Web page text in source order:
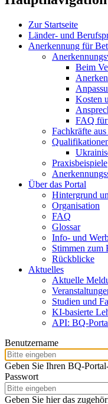
Zur Startseite
Länder- und
Anerkennung für
Beim
Kosten
FAQ für
Fachkräfte
Praxisbeispiele
Über das Portal
Hintergrund
Organisation
FAQ
Glossar
Info- und
Stimmen zum
Rückblicke
Aktuelles
Aktuelle
Studien und
KI-basierte
API: BQ-
Benutzername
Geben Sie Ihren BQ-
Passwort
Geben Sie hier das